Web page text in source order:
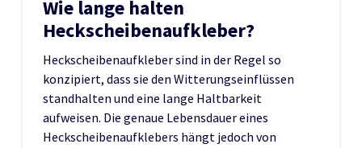
Wie lange halten
Heckscheibenaufkleber?
Heckscheibenaufkleber sind in der Regel so
konzipiert, dass sie den Witterungseinflüssen
standhalten und eine lange Haltbarkeit
aufweisen. Die genaue Lebensdauer eines
Heckscheibenaufklebers hängt jedoch von